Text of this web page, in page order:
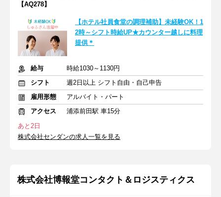
【AQ278】
【ホテル社員食堂の調理補助】未経験OK！1
2時～シフト時給UP★カウンター越しに料理
提供＊
給与
時給1030～1130円
シフト
週2日以上 シフト自由・自己申告
雇用形態
アルバイト・パート
アクセス
浦添前田駅 車15分
あと2日
株式会社センダンの求人一覧を見る
株式会社博報堂コンタクト＆ロジスティクス